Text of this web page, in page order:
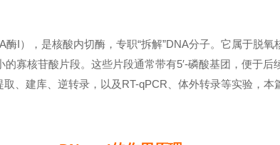
I），是核酸内切酶，专职“拆解”DNA分子。它属于脱
寡核苷酸片段。这些片段通常带有5′-磷酸基团，便于
、建库、逆转录，以及RT-qPCR、体外转录等实验，本